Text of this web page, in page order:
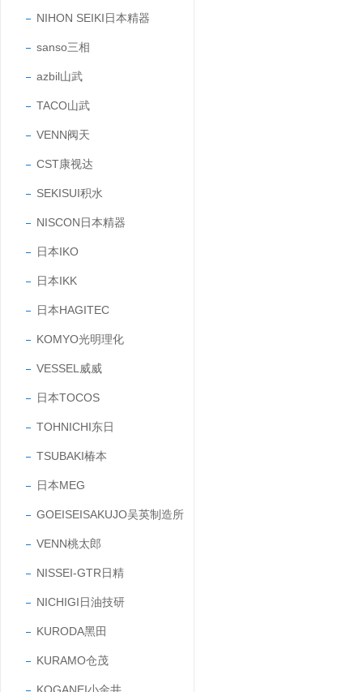
NIHON SEIKI日本精器
sanso三相
azbil山武
TACO山武
VENN阀天
CST康视达
SEKISUI积水
NISCON日本精器
日本IKO
日本IKK
日本HAGITEC
KOMYO光明理化
VESSEL威威
日本TOCOS
TOHNICHI东日
TSUBAKI椿本
日本MEG
GOEISEISAKUJO吴英制造所
VENN桃太郎
NISSEI-GTR日精
NICHIGI日油技研
KURODA黑田
KURAMO仓茂